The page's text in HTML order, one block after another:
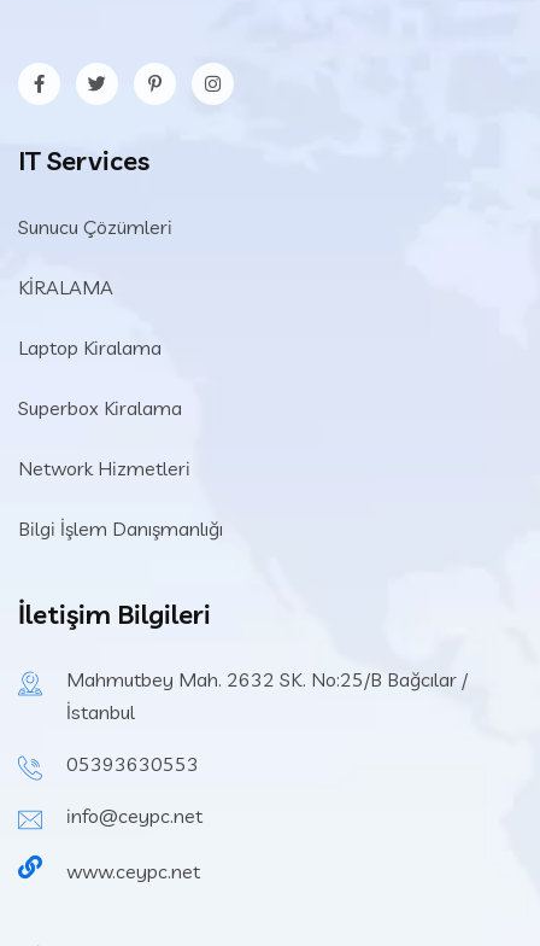
IT Services
Sunucu Çözümleri
KİRALAMA
Laptop Kiralama
Superbox Kiralama
Network Hizmetleri
Bilgi İşlem Danışmanlığı
İletişim Bilgileri
Mahmutbey Mah. 2632 SK. No:25/B Bağcılar /
İstanbul
05393630553
info@ceypc.net
www.ceypc.net